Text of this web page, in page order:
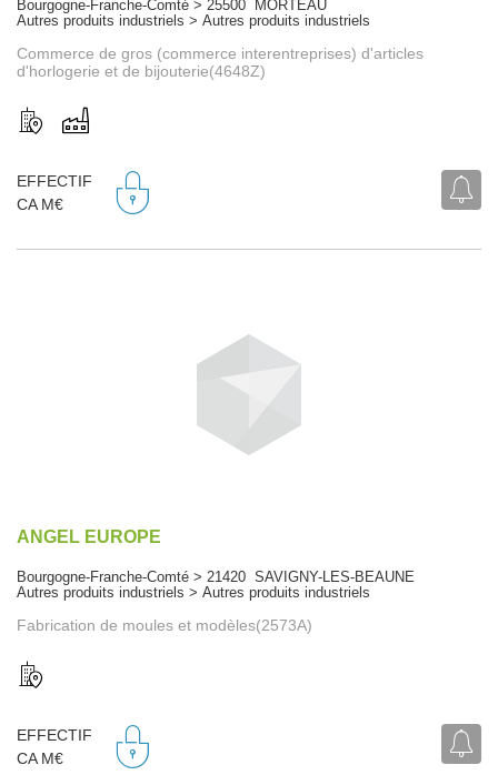
Bourgogne-Franche-Comté > 25500 MORTEAU
Autres produits industriels > Autres produits industriels
Commerce de gros (commerce interentreprises) d'articles
d'horlogerie et de bijouterie(4648Z)
EFFECTIF
CA M€
ANGEL EUROPE
Bourgogne-Franche-Comté > 21420 SAVIGNY-LES-BEAUNE
Autres produits industriels > Autres produits industriels
Fabrication de moules et modèles(2573A)
EFFECTIF
CA M€